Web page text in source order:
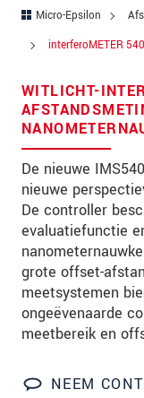
Micro-Epsilon
interferoMETER
WITLICHT-
De nieuwe
nieuwe
De controller
evaluatiefunctie
grote offset-
meetsystemen
ongeëvenaarde
meetbereik en
NEEM
Postcode
Land*
Telefoon
E-mail*
Bericht *
Houd mij
* Verplichte